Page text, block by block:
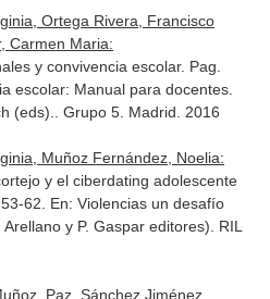
Ortega Rivera, Francisco
Carmen Maria:
y convivencia escolar. Pag.
escolar: Manual para docentes.
(eds).
. Grupo 5. Madrid. 2016
Muñoz Fernández, Noelia:
y el ciberdating adolescente
62. En: Violencias un desafío
y P. Gaspar editores) . RIL
Paz, Sánchez Jiménez,